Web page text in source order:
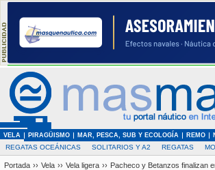
VELA PIRAGÜISMO MAR, PESCA, SUB Y ECOLOGÍA REMO
REGATAS OCEÁNICAS SOLITARIOS Y A2 REGATAS
Portada ›› Vela ›› Vela ligera ›› Pacheco y Betanzos finalizan